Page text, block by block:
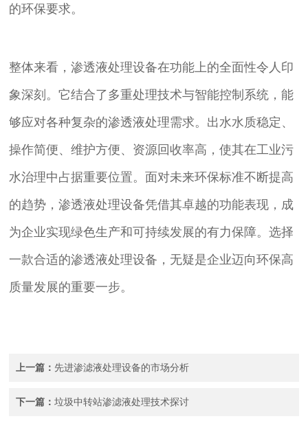
的环保要求。
整体来看，渗透液处理设备在功能上的全面性令人印
象深刻。它结合了多重处理技术与智能控制系统，能
够应对各种复杂的渗透液处理需求。出水水质稳定、
操作简便、维护方便、资源回收率高，使其在工业污
水治理中占据重要位置。面对未来环保标准不断提高
的趋势，渗透液处理设备凭借其卓越的功能表现，成
为企业实现绿色生产和可持续发展的有力保障。选择
一款合适的渗透液处理设备，无疑是企业迈向环保高
质量发展的重要一步。
上一篇： 先进渗滤液处理设备的市场分析
下一篇：垃圾中转站渗滤液处理技术探讨